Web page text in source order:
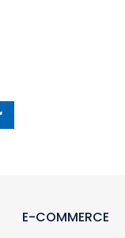
E-COMMERCE